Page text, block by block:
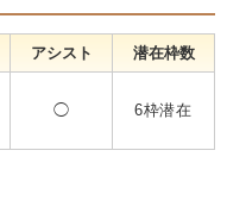
アシスト 潜在枠数
◯ 6枠潜在